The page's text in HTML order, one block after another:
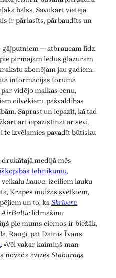
balss. Savukārt vietējā
ir pārlasīts, pārbaudīts un
— atbraucam līdz
pirmajām ledus glazūrām
abonējam jau gadiem.
informācijas forumā
vidējo malkas cenu,
cilvēkiem, pašvaldības
Saprast un iepazīt, kā tad
arī iepazīstināt ar sevi.
te izvēlamies pavadīt būtisku
drukātajā medijā mēs
tehnikumu,
veikaluLauva, izciliem lauku
Krapes muižas svētkiem,
un to, kaSkrīveru
AirBalticlidmašīnu
pie mums ciemos ir biežāk,
Raugi, pat Dainis Īvāns
: «Vēl vakar kaimiņš man
novada avīzes Staburags